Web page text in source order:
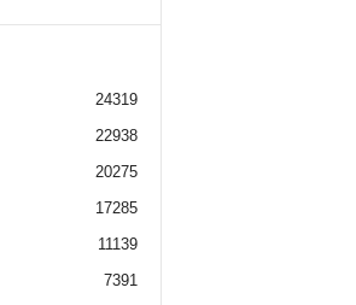
24319
22938
20275
17285
11139
7391